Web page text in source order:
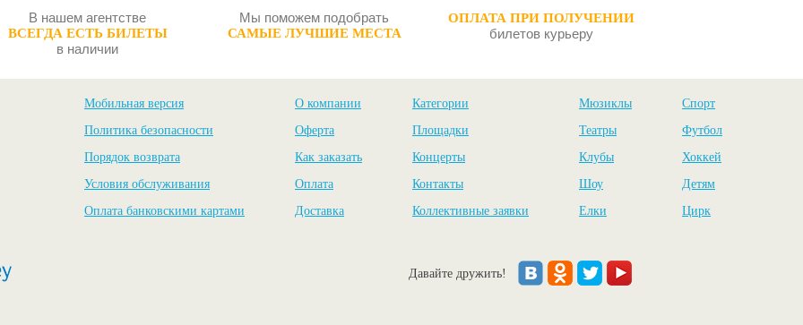
В нашем агентстве
ВСЕГДА ЕСТЬ БИЛЕТЫ
в наличии
Мы поможем подобрать
САМЫЕ ЛУЧШИЕ МЕСТА
ОПЛАТА ПРИ ПОЛУЧЕНИИ
билетов курьеру
Мобильная версия
Политика безопасности
Порядок возврата
Условия обслуживания
Оплата банковскими картами
О компании
Оферта
Как заказать
Оплата
Доставка
Категории
Площадки
Концерты
Контакты
Коллективные заявки
Мюзиклы
Театры
Клубы
Шоу
Елки
Спорт
Футбол
Хоккей
Детям
Цирк
Давайте дружить!